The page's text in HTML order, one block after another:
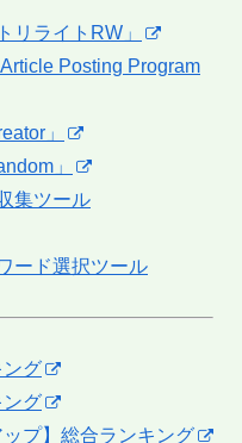
リライトRW」
Posting Program
」
」
集ツール
ード選択ツール
ング
ング
ップ】総合ランキング